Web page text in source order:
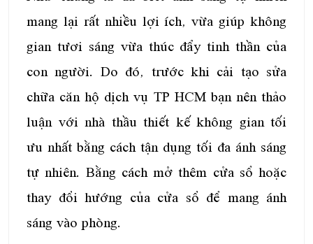
mang lại rất nhiều lợi ích, vừa giúp không
gian tươi sáng vừa thúc đẩy tinh thần của
con người. Do đó, trước khi cải tạo sửa
chữa căn hộ dịch vụ TP HCM bạn nên thảo
luận với nhà thầu thiết kế không gian tối
ưu nhất bằng cách tận dụng tối đa ánh sáng
tự nhiên. Bằng cách mở thêm cửa sổ hoặc
thay đổi hướng của cửa sổ để mang ánh
sáng vào phòng.